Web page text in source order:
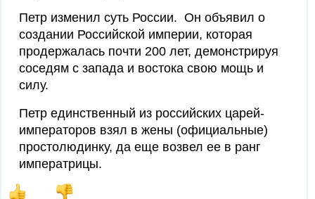
Петр изменил суть России. Он объявил о
создании Российской империи, которая
продержалась почти 200 лет, демонстрируя
соседям с запада и востока свою мощь и
силу.
Петр единственный из российских царей-
императоров взял в жены (официальные)
простолюдинку, да еще возвел ее в ранг
императрицы.